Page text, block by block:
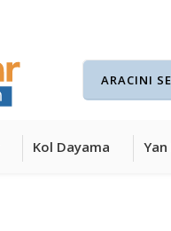
Kol Dayama